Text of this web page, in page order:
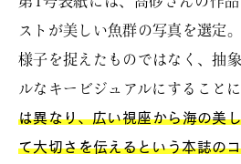
ストが美しい魚群の写真を選定
様子を捉えたものではなく、抽
ルなキービジュアルにすることに
は異なり、広い視座から海の美
て大切さを伝えるという本誌の